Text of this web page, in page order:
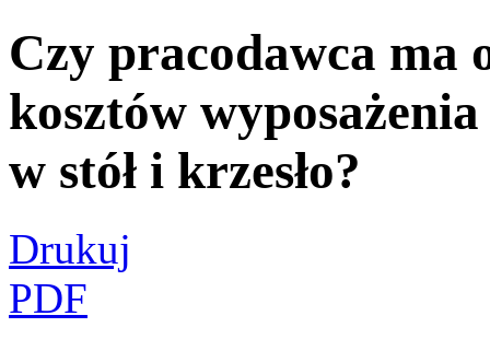
Czy pracodawca ma
kosztów
w stół i krzesło?
Drukuj
PDF